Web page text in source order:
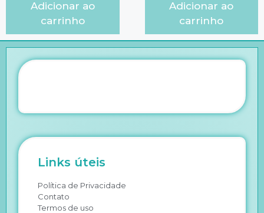
Adicionar ao
carrinho
Adicionar ao
carrinho
Links úteis
Política de Privacidade
Contato
Termos de uso